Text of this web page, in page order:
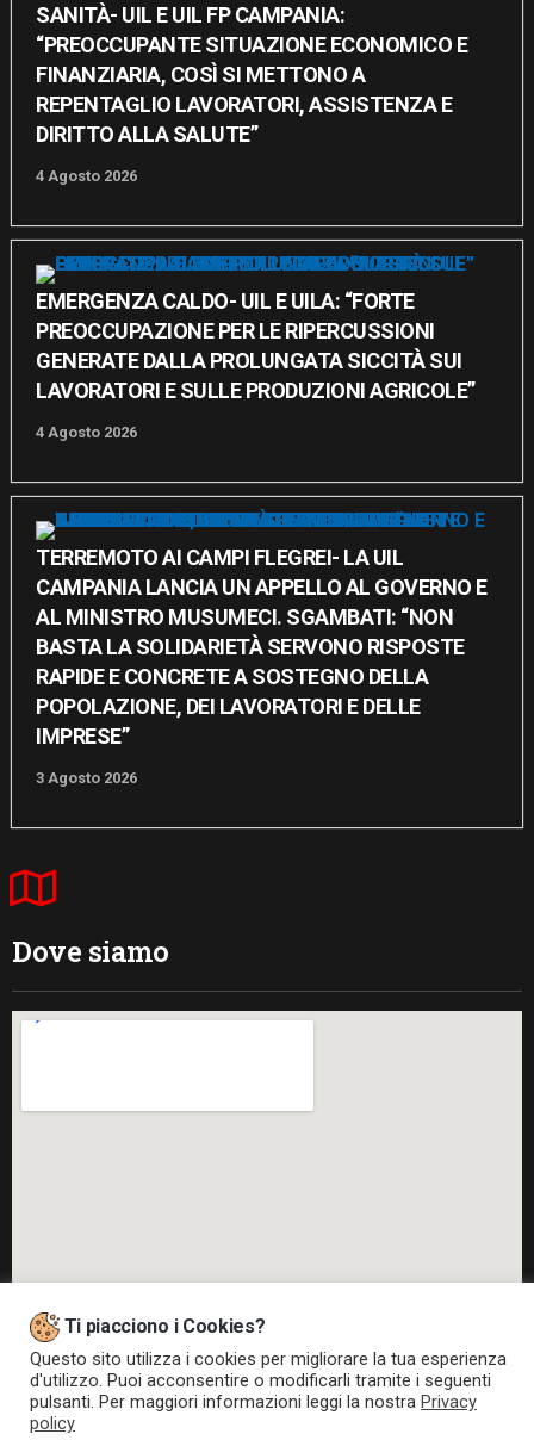
SANITÀ- UIL E UIL FP CAMPANIA:
“PREOCCUPANTE SITUAZIONE ECONOMICO E
FINANZIARIA, COSÌ SI METTONO A
REPENTAGLIO LAVORATORI, ASSISTENZA E
DIRITTO ALLA SALUTE”
4 Agosto 2026
EMERGENZA CALDO- UIL E UILA: “FORTE
PREOCCUPAZIONE PER LE RIPERCUSSIONI
GENERATE DALLA PROLUNGATA SICCITÀ SUI
LAVORATORI E SULLE PRODUZIONI AGRICOLE”
4 Agosto 2026
TERREMOTO AI CAMPI FLEGREI- LA UIL
CAMPANIA LANCIA UN APPELLO AL GOVERNO E
AL MINISTRO MUSUMECI. SGAMBATI: “NON
BASTA LA SOLIDARIETÀ SERVONO RISPOSTE
RAPIDE E CONCRETE A SOSTEGNO DELLA
POPOLAZIONE, DEI LAVORATORI E DELLE
IMPRESE”
3 Agosto 2026
Dove siamo
Ti piacciono i Cookies?
Questo sito utilizza i cookies per migliorare la tua esperienza
d'utilizzo. Puoi acconsentire o modificarli tramite i seguenti
pulsanti. Per maggiori informazioni leggi la nostra Privacy
policy